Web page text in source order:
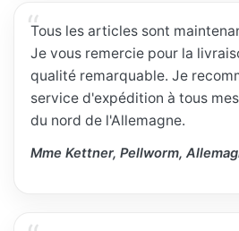
Tous les articles sont
Je vous remercie pour la
qualité remarquable. Je
service d'expédition à tous
du nord de l'Allemagne.
Mme Kettner, Pellworm,